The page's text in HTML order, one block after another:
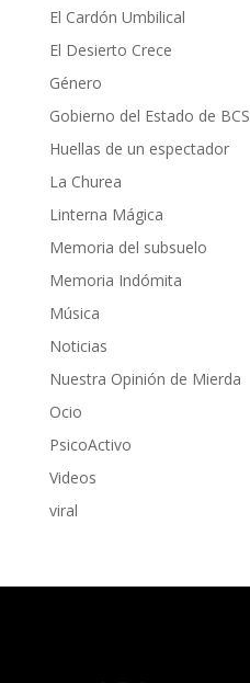
El Cardón Umbilical
El Desierto Crece
Género
Gobierno del Estado de BCS
Huellas de un espectador
La Churea
Linterna Mágica
Memoria del subsuelo
Memoria Indómita
Música
Noticias
Nuestra Opinión de Mierda
Ocio
PsicoActivo
Videos
viral